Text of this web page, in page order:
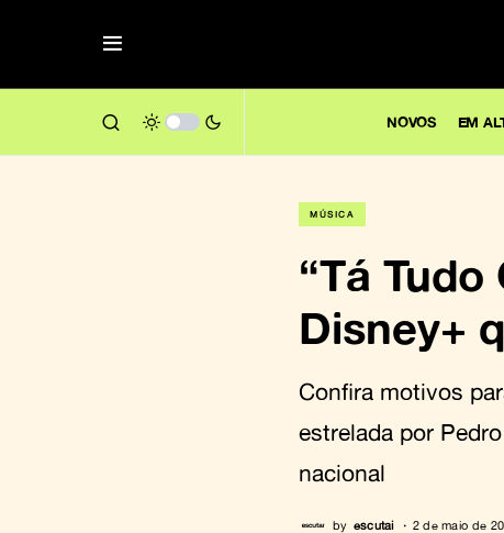
NOVOS EM
MÚSICA
“Tá
Disney+
Confira motivos
estrelada por
nacional
by escutai 2 de maio de